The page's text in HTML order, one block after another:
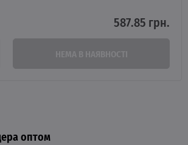
587.85 грн.
оптом